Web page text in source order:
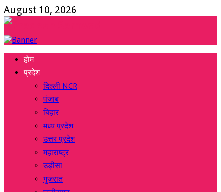
August 10, 2026
Facebook
Twitter
Instagram
Youtube
Whatsapp
होम
प्रदेश
दिल्ली NCR
पंजाब
बिहार
मध्य प्रदेश
उत्तर प्रदेश
महाराष्ट्र
उड़ीसा
गुजरात